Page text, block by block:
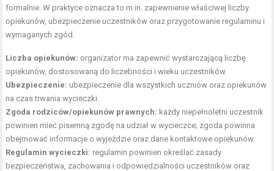
formalnie. W praktyce oznacza to m.in. zapewnienie właściwej liczby
opiekunów, ubezpieczenie uczestników oraz przygotowanie regulaminu i
wymaganych zgód.
Liczba opiekunów: organizator ma zapewnić wystarczającą liczbę
opiekunów, dostosowaną do liczebności i wieku uczestników.
Ubezpieczenie: ubezpieczenie dla wszystkich uczniów oraz opiekunów
na czas trwania wycieczki.
Zgoda rodziców/opiekunów prawnych: każdy niepełnoletni uczestnik
powinien mieć pisemną zgodę na udział w wycieczce; zgoda powinna
obejmować informacje o wyjeździe oraz dane kontaktowe opiekunów.
Regulamin wycieczki: regulamin powinien określać zasady
bezpieczeństwa, zachowania i odpowiedzialności uczestników oraz